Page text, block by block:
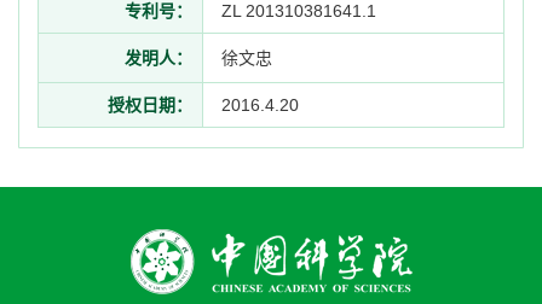
专利号： ZL 201310381641.1
发明人： 徐文忠
授权日期： 2016.4.20